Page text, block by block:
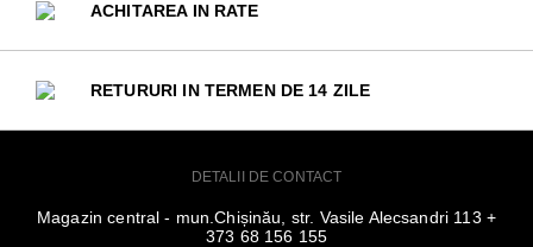
ACHITAREA IN RATE
RETURURI IN TERMEN DE 14 ZILE
DETALII DE CONTACT
Magazin central - mun.Chișinău, str. Vasile Alecsandri 113 +
373 68 156 155